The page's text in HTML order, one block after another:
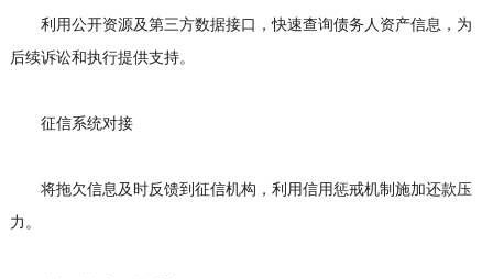
利用公开资源及第三方数据接口，快速查询债务人资产信息，为
后续诉讼和执行提供支持。
征信系统对接
将拖欠信息及时反馈到征信机构，利用信用惩戒机制施加还款压
力。